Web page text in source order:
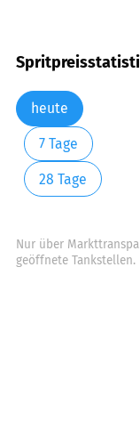
heute
7 Tage
28 Tage
Nur über
geöffnete Tankstellen.